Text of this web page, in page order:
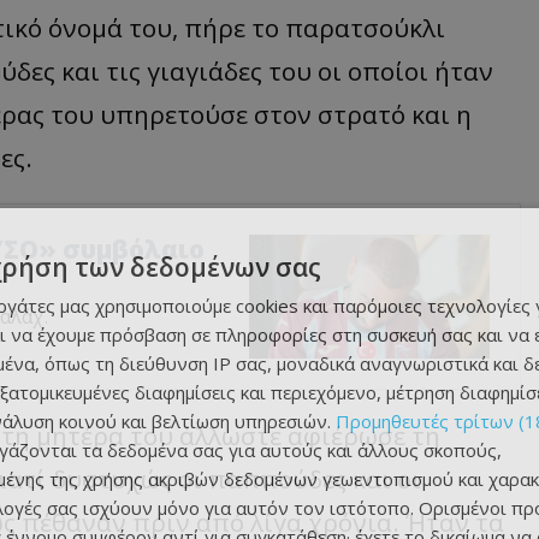
όνομά του, πήρε το παρατσούκλι
και τις γιαγιάδες του οι οποίοι ήταν
του υπηρετούσε στον στρατό και η
συμβόλαιο
μητέρα του άλλωστε αφιέρωσε τη
δυστυχώς οι παππούδες και οι
πέθαναν πριν από λίγα χρόνια. Ήταν τα
των δεδομένων σας
μας χρησιμοποιούμε cookies και παρόμοιες τεχνολογίες
να έχουμε πρόσβαση σε πληροφορίες στη συσκευή σας και να
όπως τη διεύθυνση IP σας, μοναδικά αναγνωριστικά και
διαφημίσεις και περιεχόμενο, μέτρηση
κοινού και βελτίωση υπηρεσιών. Προμηθευτές τρίτων
τα δεδομένα σας για αυτούς και άλλους σκοπούς,
της χρήσης ακριβών δεδομένων γεωεντοπισμού και
σας ισχύουν μόνο για αυτόν τον ιστότοπο. Ορισμένοι